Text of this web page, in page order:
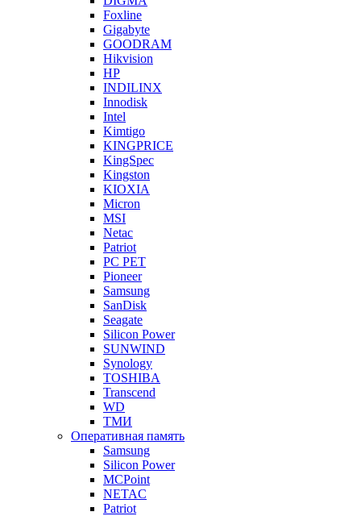
Foxline
Gigabyte
GOODRAM
Hikvision
HP
INDILINX
Innodisk
Intel
Kimtigo
KINGPRICE
KingSpec
Kingston
KIOXIA
Micron
MSI
Netac
Patriot
PC PET
Pioneer
Samsung
SanDisk
Seagate
Silicon Power
SUNWIND
Synology
TOSHIBA
Transcend
WD
ТМИ
Оперативная память
Samsung
Silicon Power
MCPoint
NETAC
Patriot